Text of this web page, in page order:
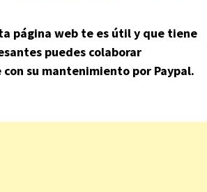
página web te es útil y que tiene
puedes colaborar
su mantenimiento por Paypal.